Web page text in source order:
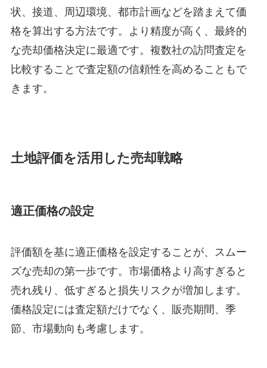
状、接道、周辺環境、都市計画などを踏まえて価
格を算出する方法です。より精度が高く、最終的
な売却価格決定に最適です。複数社の訪問査定を
比較することで査定額の信頼性を高めることもで
きます。
土地評価を活用した売却戦略
適正価格の設定
評価額を基に適正価格を設定することが、スムー
ズな売却の第一歩です。市場価格より高すぎると
売れ残り、低すぎると損失リスクが増加します。
価格設定には査定額だけでなく、販売期間、季
節、市場動向も考慮します。